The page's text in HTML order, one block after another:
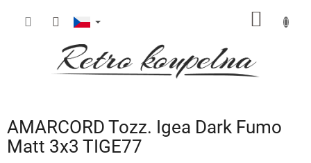
AMARCORD Tozz. Igea Dark Fumo
Matt 3x3 TIGE77